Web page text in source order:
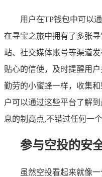
用户在TP钱包中可以
在寻宝之旅中拥有了多张
站、社交媒体账号等渠道
贴心的信使，及时提醒用
勤劳的小蜜蜂一样，收集
户可以通过这些平台了解
息的制高点,不错过任何一
参与空投的安
虽然空投看起来就像